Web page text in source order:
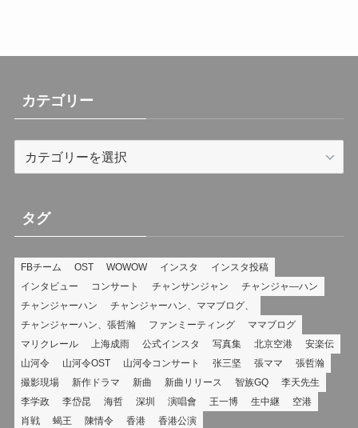
カテゴリー
ー
タグ
FBチーム OST WOWOW インスタ
インスタ投稿
インタビュー
コンサート チャンサンジャン
チャンジャ―ハン
チャンジャーハン
チャンジャーハン、ママブログ、
チャンジャーハン、張哲瀚
ファンミーティング
ママブログ
マリクレール
上海成雨 公式インスタ 写真集 北京空港
安楽伝
山河令
山河令OST 山河令コンサート 张三坚 張ママ
張哲瀚
撮影現場
新作ドラマ 新曲 新曲リリース 智族GQ
李天先生
李学政
李岱昆 海哲 深圳 演唱會 王一博 生中継
空港
肖戦
蝎王 陳情令 香港 香港公演